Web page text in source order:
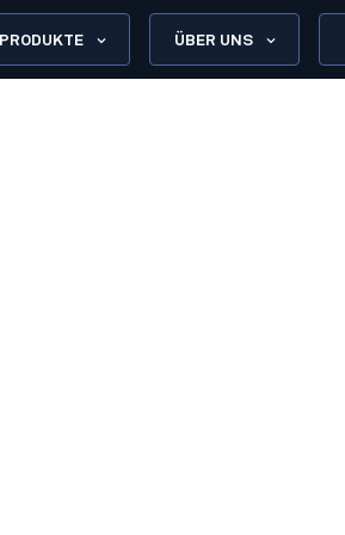
PRODUKTE ÜBER UNS